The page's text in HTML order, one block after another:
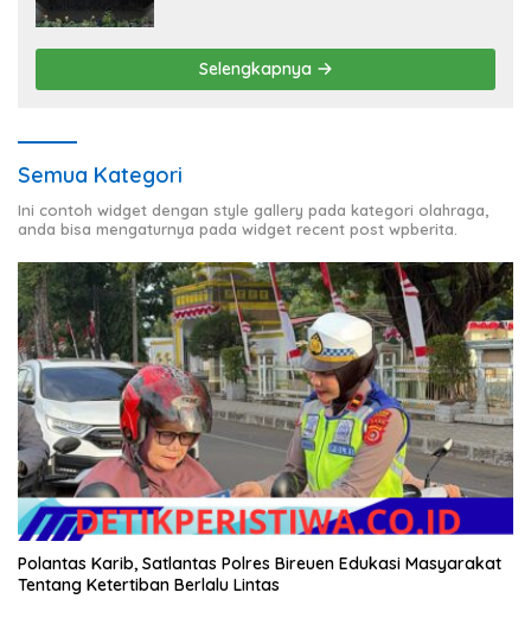
Selengkapnya
Semua Kategori
Ini contoh widget dengan style gallery pada kategori olahraga,
anda bisa mengaturnya pada widget recent post wpberita.
Polantas Karib, Satlantas Polres Bireuen Edukasi Masyarakat
Tentang Ketertiban Berlalu Lintas